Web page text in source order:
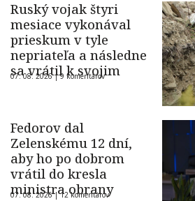
Ruský vojak štyri
mesiace vykonával
prieskum v tyle
nepriateľa a následne
sa vrátil k svojim
07. 08. 2026 |9 komentárov
Fedorov dal
Zelenskému 12 dní,
aby ho po dobrom
vrátil do kresla
ministra obrany
07. 08. 2026 |12 komentárov